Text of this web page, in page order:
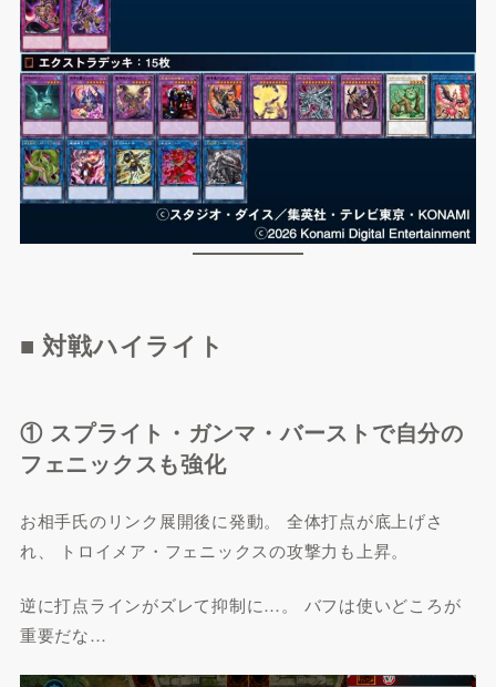
■ 対戦ハイライト
① スプライト・ガンマ・バーストで自分の
フェニックスも強化
お相手氏のリンク展開後に発動。 全体打点が底上げさ
れ、 トロイメア・フェニックスの攻撃力も上昇。
逆に打点ラインがズレて抑制に…。 バフは使いどころが
重要だな…